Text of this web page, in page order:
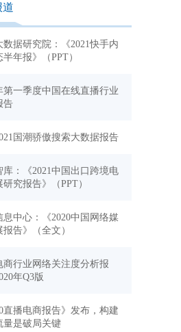
道
数据研究院：《2021快手内
年报》（PPT）
第一季度中国在线直播行业
告
国潮骄傲搜索大数据报告
库：《2021中国出口跨境电
究报告》（PPT）
息中心：《2020中国网络媒
告》（全文）
商行业网络关注度分析报
年Q3版
直播电商报告》发布，构建
量是破局关键